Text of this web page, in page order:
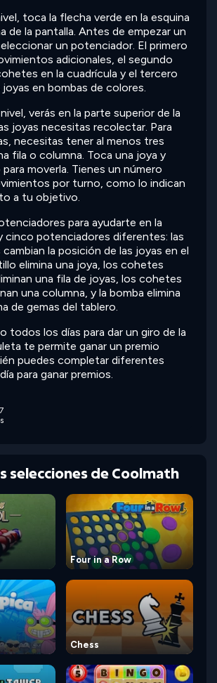
toca la flecha verde en la esquina
de la pantalla. Antes de empezar un
un potenciador. El primero
adicionales, el segundo
en la cuadrícula y el tercero
en bombas de colores.
verás en la parte superior de la
joyas necesitas recolectar. Para
necesitas tener al menos tres
fila o columna. Toca una joya y
moverla. Tienes un número
por turno, como lo indican
a tu objetivo.
para ayudarte en la
cinco potenciadores diferentes: las
la posición de las joyas en el
elimina una joya, los cohetes
una fila de joyas, los cohetes
una columna, y la bomba elimina
de gemas del tablero.
todos los días para dar un giro de la
te permite ganar un premio
puedes completar diferentes
para ganar premios.
selecciones de Coolmath
Four in a Row
Chess